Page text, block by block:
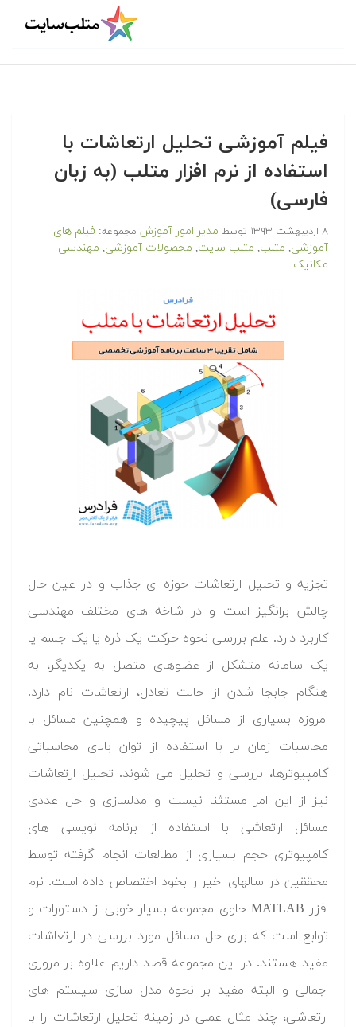
فیلم آموزشی تحلیل ارتعاشات با
استفاده از نرم افزار متلب (به زبان
فارسی)
۸ اردیبهشت ۱۳۹۳ توسط مدیر امور آموزش مجموعه: فیلم های
آموزشی, متلب, متلب سایت, محصولات آموزشی, مهندسی
مکانیک
تجزیه و تحلیل ارتعاشات حوزه ای جذاب و در عین حال
چالش برانگیز است و در شاخه های مختلف مهندسی
کاربرد دارد. علم بررسی نحوه حرکت یک ذره یا یک جسم یا
یک سامانه متشکل از عضوهای متصل به یکدیگر، به
هنگام جابجا شدن از حالت تعادل، ارتعاشات نام دارد.
امروزه بسیاری از مسائل پیچیده و همچنین مسائل با
محاسبات زمان بر با استفاده از توان بالای محاسباتی
کامپیوترها، بررسی و تحلیل می شوند. تحلیل ارتعاشات
نیز از این امر مستثنا نیست و مدلسازی و حل عددی
مسائل ارتعاشی با استفاده از برنامه نویسی های
کامپیوتری حجم بسیاری از مطالعات انجام گرفته توسط
محققین در سالهای اخیر را بخود اختصاص داده است. نرم
افزار MATLAB حاوی مجموعه بسیار خوبی از دستورات و
توابع است که برای حل مسائل مورد بررسی در ارتعاشات
مفید هستند. در این مجموعه قصد داریم علاوه بر مروری
اجمالی و البته مفید بر نحوه مدل سازی سیستم های
ارتعاشی، چند مثال عملی در زمینه تحلیل ارتعاشات را با